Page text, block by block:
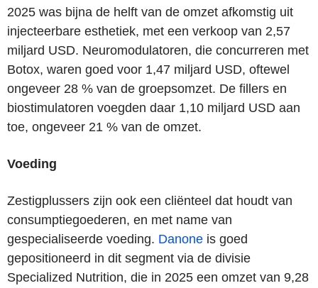
2025 was bijna de helft van de omzet afkomstig uit
injecteerbare esthetiek, met een verkoop van 2,57
miljard USD. Neuromodulatoren, die concurreren met
Botox, waren goed voor 1,47 miljard USD, oftewel
ongeveer 28 % van de groepsomzet. De fillers en
biostimulatoren voegden daar 1,10 miljard USD aan
toe, ongeveer 21 % van de omzet.
Voeding
Zestigplussers zijn ook een cliënteel dat houdt van
consumptiegoederen, en met name van
gespecialiseerde voeding. Danone is goed
gepositioneerd in dit segment via de divisie
Specialized Nutrition, die in 2025 een omzet van 9,28